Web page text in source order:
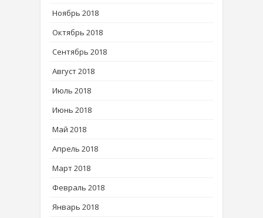
Ноябрь 2018
Октябрь 2018
Сентябрь 2018
Август 2018
Июль 2018
Июнь 2018
Май 2018
Апрель 2018
Март 2018
Февраль 2018
Январь 2018